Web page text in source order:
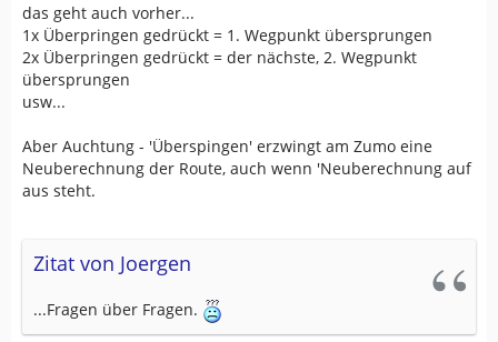
das geht auch vorher...
1x Überpringen gedrückt = 1. Wegpunkt übersprungen
2x Überpringen gedrückt = der nächste, 2. Wegpunkt
übersprungen
usw...
Aber Auchtung - 'Überspingen' erzwingt am Zumo eine
Neuberechnung der Route, auch wenn 'Neuberechnung auf
aus steht.
Zitat von Joergen
...Fragen über Fragen.